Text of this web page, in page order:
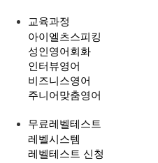
교육과정
아이엘츠스피킹
성인영어회화
인터뷰영어
비즈니스영어
주니어맞춤영어
무료레벨테스트
레벨시스템
레벨테스트 신청